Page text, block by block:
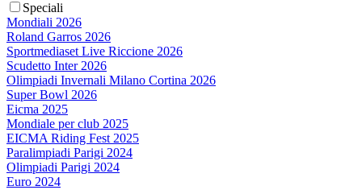
Speciali
Mondiali 2026
Roland Garros 2026
Sportmediaset Live Riccione 2026
Scudetto Inter 2026
Olimpiadi Invernali Milano Cortina 2026
Super Bowl 2026
Eicma 2025
Mondiale per club 2025
EICMA Riding Fest 2025
Paralimpiadi Parigi 2024
Olimpiadi Parigi 2024
Euro 2024